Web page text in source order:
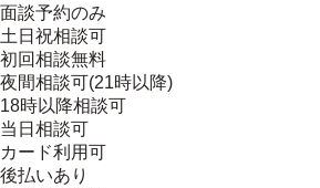
面談予約のみ
土日祝相談可
初回相談無料
夜間相談可(21時以降)
18時以降相談可
当日相談可
カード利用可
後払いあり